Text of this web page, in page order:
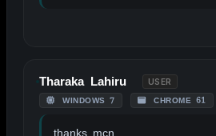
Tharaka Lahiru USER
WINDOWS 7 CHROME 61
thanks mcn